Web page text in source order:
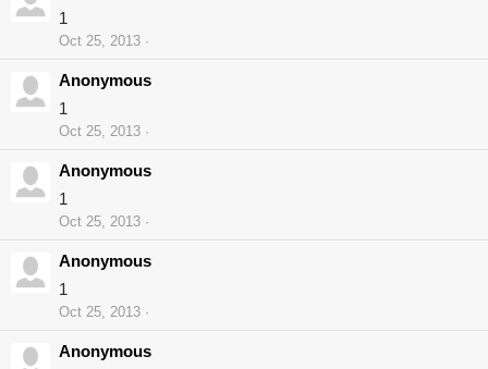
1
Oct 25, 2013
Anonymous
1
Oct 25, 2013
Anonymous
1
Oct 25, 2013
Anonymous
1
Oct 25, 2013
Anonymous